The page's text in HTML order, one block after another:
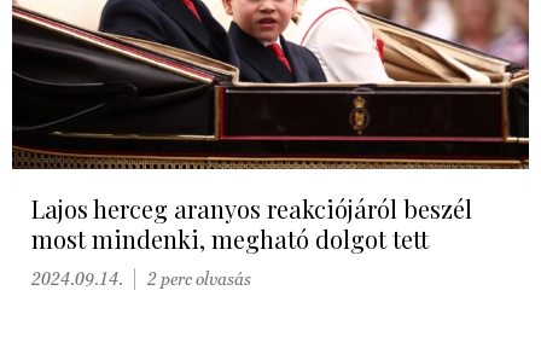
Lajos herceg aranyos reakciójáról beszél
most mindenki, megható dolgot tett
2024.09.14. 2 perc olvasás